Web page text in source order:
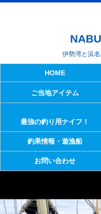
伊勢湾と浜
HOME
ご当地アイテム
最強の釣り用ナイフ！
釣果情報・遊漁船
お問い合わせ